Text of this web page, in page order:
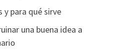
y para qué sirve
una buena idea a